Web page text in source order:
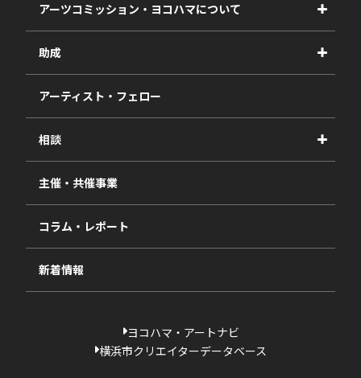
アーツコミッション・ヨコハマについて
事業紹介
事業報告書
助成
2027年度
2026年度
2025年度
2024年度
2023年度
過去の採択一覧
アーティスト・フェロー
相談
視察・ヒアリング・研究
相談依頼フォーム
主催・共催事業
コラム・レポート
新着情報
ヨコハマ・アートナビ
横浜市クリエイターデータベース